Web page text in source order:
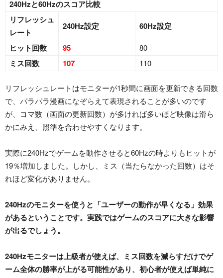
240Hzと60Hzのスコア比較
リフレッシュ
レート
240Hz設定
60Hz設定
ヒット回数
95 80
ミス回数 107 110
リフレッシュレートはモニターが1秒間に画面を更新できる回数
で、パラパラ漫画になぞらえて表現されることが多いのです
が、コマ数（画面の更新回数）が多ければ多いほど映像は滑ら
かにみえ、照準を合わせやすくなります。
実際に240Hzでゲームを動作させると60Hzの時よりもヒットが
19％増加しました。しかし、ミス（当たらなかった回数）はそ
れほど変化がありません。
240Hzのモニターを使うと「ユーザーの動作が早くなる」効果
があるということです。実践ではゲームのスコアに大きな影響
が出るでしょう。
240Hzモニターは上級者が使えば、ミス回数を減らすだけでゲ
ーム全体の勝率が上がる可能性があり、初心者が使えば単純に